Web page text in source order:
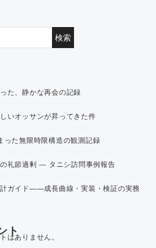
検索
た、静かな再会の記録
いオッサンが昇ってきた件
った無限時限構造の観測記録
礼節過剰 ― タニシ訪問事例報告
ガイド——成長曲線・実装・検証の実務
ト
はありません。